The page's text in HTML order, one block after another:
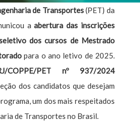
de Transportes(PET) da
aabertura das inscrições
dos cursos de Mestrado
para o ano letivo de 2025.
COPPE/PET nº 937/2024
dos candidatos que desejam
um dos mais respeitados
de Transportes no Brasil.